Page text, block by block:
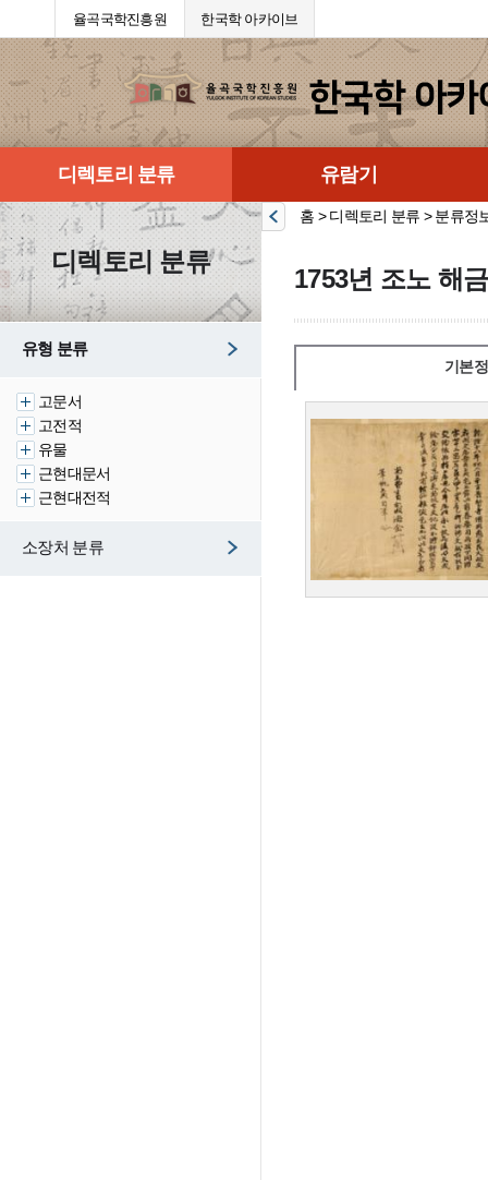
율곡국학진흥원 한국학 아카이브
디렉토리 분류 유람기
디렉토리 분류
유형 분류
고문서
고전적
유물
근현대문서
근현대전적
소장처 분류
홈 > 디렉토리 분류 > 분류정
1753년 조노 해
기본